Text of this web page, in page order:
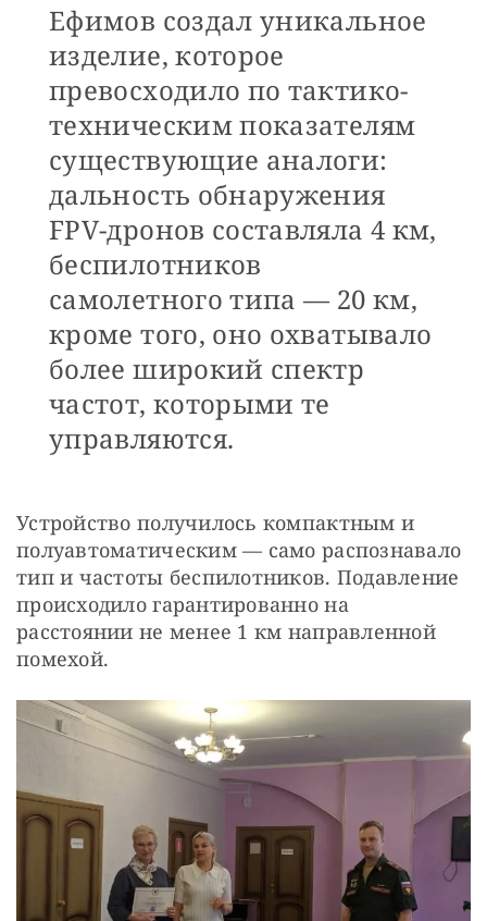
Ефимов создал уникальное
изделие, которое
превосходило по тактико-
техническим показателям
существующие аналоги:
дальность обнаружения
FPV-дронов составляла 4 км,
беспилотников
самолетного типа — 20 км,
кроме того, оно охватывало
более широкий спектр
частот, которыми те
управляются.
Устройство получилось компактным и
полуавтоматическим — само распознавало
тип и частоты беспилотников. Подавление
происходило гарантированно на
расстоянии не менее 1 км направленной
помехой.